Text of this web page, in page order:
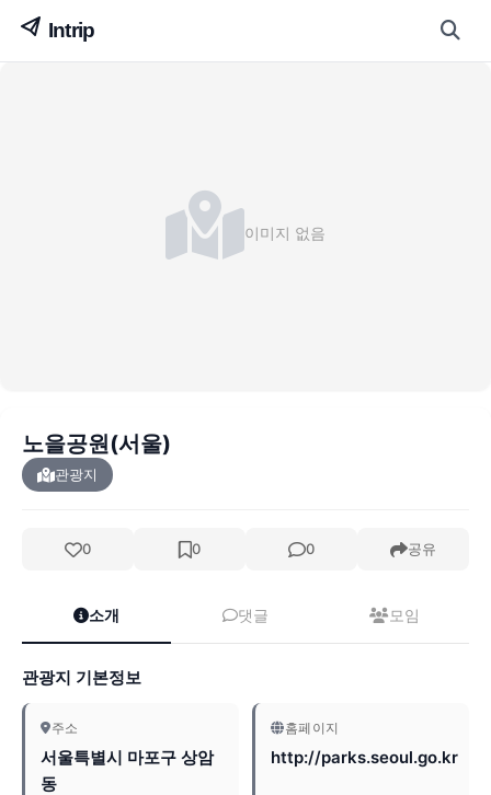
이미지 없음
노을공원(서울)
관광지
0 0 0 공유
소개 댓글 모임
관광지 기본정보
주소
서울특별시 마포구 상암
동
홈페이지
http://parks.seoul.go.kr